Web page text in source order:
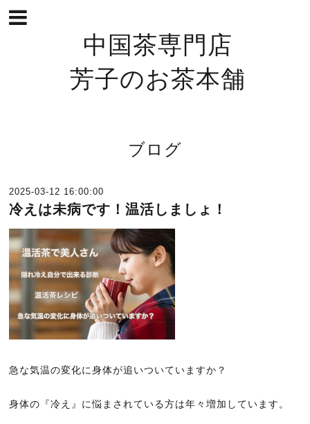
中国茶専門店
芳子のお茶本舗
ブログ
2025-03-12 16:00:00
冷えは未病です！温活しましょ！
急な気温の変化に身体が追いついていますか？
身体の『冷え』に悩まされている方は年々増加しています。